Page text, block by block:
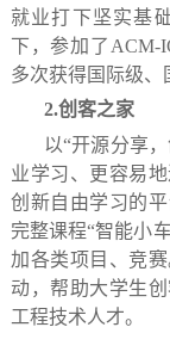
就业打下坚实基
下，参加了ACM-
多次获得国际级、
2.创客之家
以“开源分享
业学习、更容易
创新自由学习的
完整课程“智能小
加各类项目、竞
动，帮助大学生
工程技术人才。